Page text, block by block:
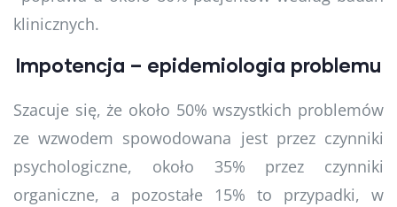
klinicznych.
Impotencja – epidemiologia problemu
Szacuje się, że około 50% wszystkich problemów
ze wzwodem spowodowana jest przez czynniki
psychologiczne, około 35% przez czynniki
organiczne, a pozostałe 15% to przypadki, w